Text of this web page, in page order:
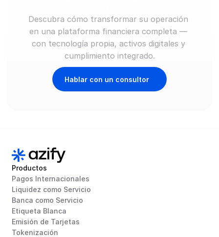
Descubra cómo transformar su operación
en una plataforma financiera completa —
con tecnología propia, activos digitales y
cumplimiento integrado.
Hablar con un consultor
Productos
Pagos Internacionales
Liquidez como Servicio
Banca como Servicio
Etiqueta Blanca
Emisión de Tarjetas
Tokenización